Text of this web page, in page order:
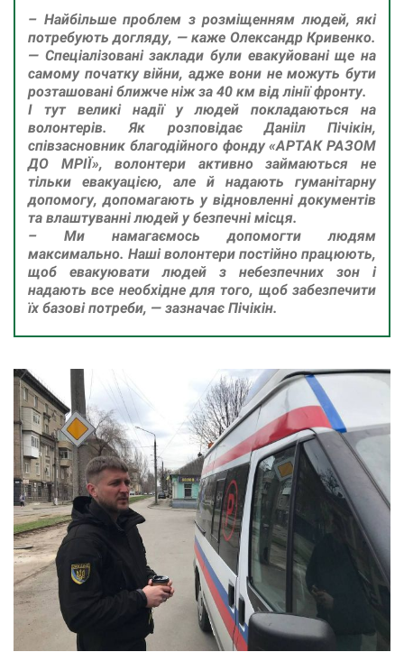
– Найбільше проблем з розміщенням людей, які
потребують догляду, — каже Олександр Кривенко.
— Спеціалізовані заклади були евакуйовані ще на
самому початку війни, адже вони не можуть бути
розташовані ближче ніж за 40 км від лінії фронту.
І тут великі надії у людей покладаються на
волонтерів. Як розповідає Данііл Пічікін,
співзасновник благодійного фонду «АРТАК РАЗОМ
ДО МРІЇ», волонтери активно займаються не
тільки евакуацією, але й надають гуманітарну
допомогу, допомагають у відновленні документів
та влаштуванні людей у безпечні місця.
– Ми намагаємось допомогти людям
максимально. Наші волонтери постійно працюють,
щоб евакуювати людей з небезпечних зон і
надають все необхідне для того, щоб забезпечити
їх базові потреби, — зазначає Пічікін.